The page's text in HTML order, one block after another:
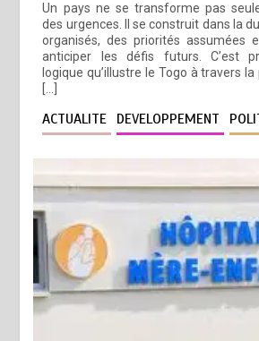
Un pays ne se transforme pas
des urgences. Il se construit dans la
organisés, des priorités assumées
anticiper les défis futurs. C’est
logique qu’illustre le Togo à travers
[…]
ACTUALITE DEVELOPPEMENT